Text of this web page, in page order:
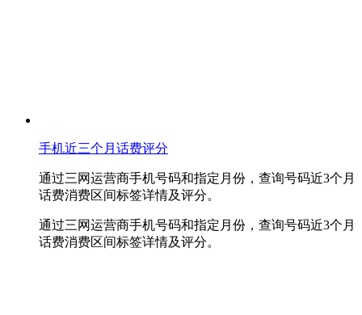
手机近三个月话费评分
通过三网运营商手机号码和指定月份，查询号码近3个月
话费消费区间标签详情及评分。
通过三网运营商手机号码和指定月份，查询号码近3个月
话费消费区间标签详情及评分。